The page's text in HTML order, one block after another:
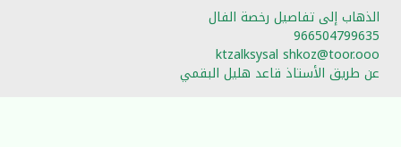
الذهاب إلى تفاصيل رخصة الفال
966504799635
ktzalksysal shkoz@toor.ooo
عن طريق الأستاذ قاعد هليل البقمي